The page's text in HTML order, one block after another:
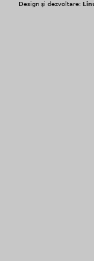
Design şi dezvoltare: